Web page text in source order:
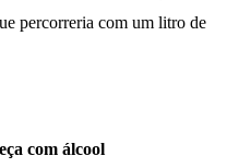
percorreria com um litro de
com álcool